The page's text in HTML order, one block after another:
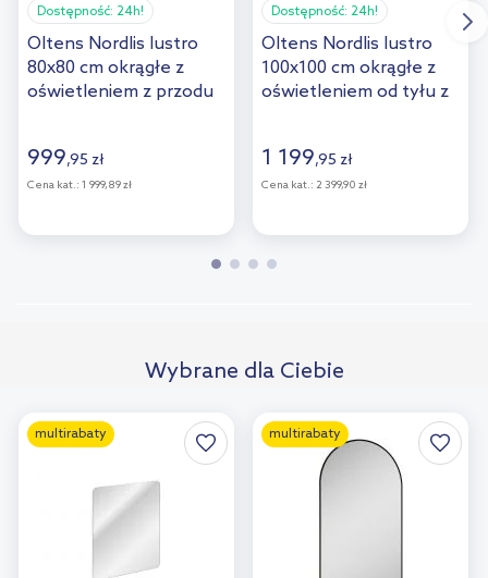
Dostępność: 24h!
Oltens Nordlis lustro
80x80 cm okrągłe z
oświetleniem z przodu
999,95 zł
Cena kat.: 1 999,89 zł
Dostępność: 24h!
Oltens Nordlis lustro
100x100 cm okrągłe z
oświetleniem od tyłu z
1 199,95 zł
Cena kat.: 2 399,90 zł
Wybrane dla Ciebie
multirabaty multirabaty